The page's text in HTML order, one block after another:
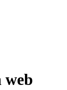
web